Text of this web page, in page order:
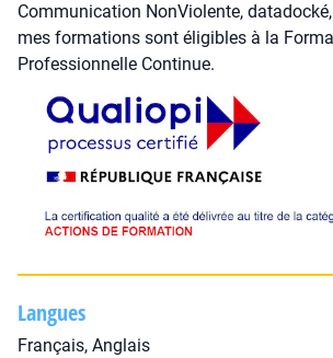
Communication NonViolente,
mes formations sont éligibles à la
Professionnelle Continue.
Langues
Français, Anglais